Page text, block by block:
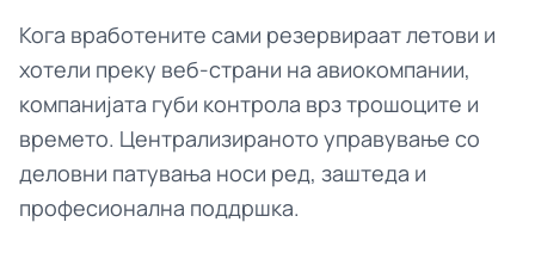
Кога вработените сами резервираат летови и
хотели преку веб-страни на авиокомпании,
компанијата губи контрола врз трошоците и
времето. Централизираното управување со
деловни патувања носи ред, заштеда и
професионална поддршка.